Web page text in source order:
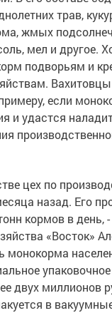
трав,
жмых
мел и другое.
подворьям и
если
и удастся
цех по
назад. Его
кормов в день,
«Восток»
монокорма
двух миллионов
в